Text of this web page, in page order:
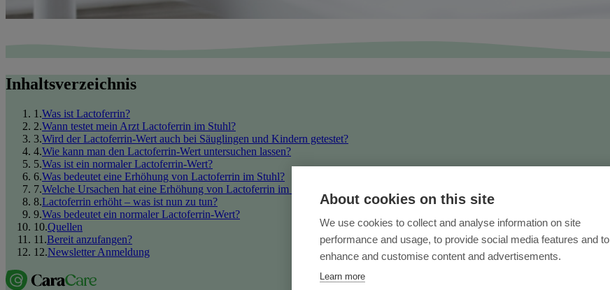
Inhaltsverzeichnis
1 .Was ist Lactoferrin?
2.Wann testet mein Arzt Lactoferrin im Stuhl?
3.Wird der Lactoferrin-Wert auch bei Säuglingen und Kindern getestet?
4.Wie kann man den Lactoferrin-Wert untersuchen lassen?
5.Was ist ein normaler Lactoferrin-Wert?
6.Was bedeutet eine Erhöhung von Lactoferrin im Stuhl?
7.Welche Ursachen hat eine Erhöhung von Lactoferrin im Stuhl?
8.Lactoferrin erhöht – was ist nun zu tun?
9.Was bedeutet ein normaler Lactoferrin-Wert?
10.Quellen
11 .Bereit anzufangen?
12.Newsletter Anmeldung
About cookies on this site
We use cookies to collect and analyse information on site
performance and usage, to provide social media features and to
enhance and customise content and advertisements.
Learn more